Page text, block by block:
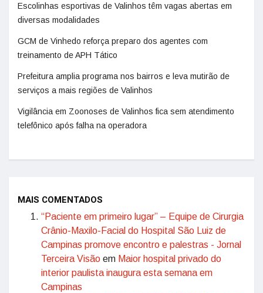
Escolinhas esportivas de Valinhos têm vagas abertas em
diversas modalidades
GCM de Vinhedo reforça preparo dos agentes com
treinamento de APH Tático
Prefeitura amplia programa nos bairros e leva mutirão de
serviços a mais regiões de Valinhos
Vigilância em Zoonoses de Valinhos fica sem atendimento
telefônico após falha na operadora
MAIS COMENTADOS
“Paciente em primeiro lugar” – Equipe de Cirurgia
Crânio-Maxilo-Facial do Hospital São Luiz de
Campinas promove encontro e palestras - Jornal
Terceira Visão em Maior hospital privado do
interior paulista inaugura esta semana em
Campinas